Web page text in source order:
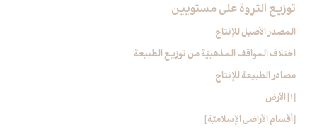
توزيع الثروة على مستويين
المصدر الأصيل للإنتاج
اختلاف المواقف المذهبيّة من توزيع الطبيعة
مصادر الطبيعة للإنتاج‏
[1] الأرض‏
[أقسام الأراضي الإسلاميّة]